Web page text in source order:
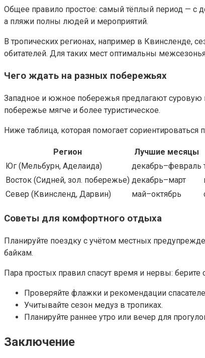
Общее правило простое: самый тёплый период — с
а пляжи полны людей и мероприятий.
В тропических регионах, например в Квинсленде,
обитателей. Для таких мест оптимальны
Чего ждать на разных побережьях
Западное и южное побережья предлагают суровую
побережье мягче и более туристическое.
Ниже таблица, которая помогает
Регион Лучшие месяцы
Юг (Мельбурн, Аделаида)
декабрь–февраль
Восток (Сидней, зол. побережье) декабрь–март
Север (Квинсленд, Дарвин)
май–октябрь
Советы для комфортного отдыха
Планируйте поездку с учётом местных
байкам.
Пара простых правил спасут время и нервы:
Проверяйте флажки и рекомендации
Учитывайте сезон медуз в тропиках.
Планируйте раннее утро или вечер для
Заключение